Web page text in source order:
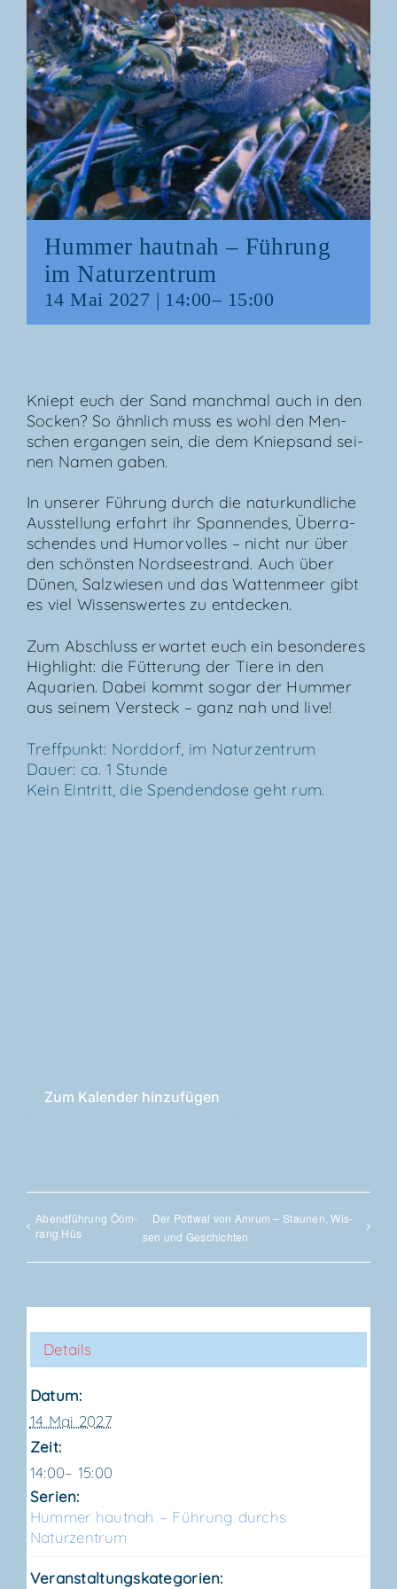
Hum­mer haut­nah – Füh­rung
im Naturzentrum
14 Mai 2027 | 14:00– 15:00
Kniept euch der Sand manch­mal auch in den
Socken? So ähn­lich muss es wohl den Men­
schen ergan­gen sein, die dem Kniep­sand sei­
nen Namen gaben.
In unse­rer Füh­rung durch die natur­kund­li­che
Aus­stel­lung erfahrt ihr Span­nen­des, Über­ra­
schen­des und Humor­vol­les – nicht nur über
den schöns­ten Nord­see­strand. Auch über
Dünen, Salz­wie­sen und das Wat­ten­meer gibt
es viel Wis­sens­wer­tes zu entdecken.
Zum Abschluss erwar­tet euch ein beson­de­res
High­light: die Füt­te­rung der Tie­re in den
Aqua­ri­en. Dabei kommt sogar der Hum­mer
aus sei­nem Ver­steck – ganz nah und live!
Treff­punkt: Nord­dorf, im Natur­zen­trum
Dau­er: ca. 1 Stun­de
Kein Ein­tritt, die Spen­den­do­se geht rum.
Zum Kalender hinzufügen
Abend­füh­rung Ööm­
rang Hüs
Der Pott­wal von Amrum – Stau­nen, Wis­
sen und Geschichten
Details
Datum:
14 Mai 2027
Zeit:
14:00– 15:00
Serien:
Hum­mer haut­nah – Füh­rung durchs
Naturzentrum
Veranstaltungskategorien: